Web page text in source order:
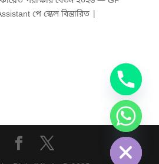
পে স্কেল বিস্তারিত |
Hide
chaty